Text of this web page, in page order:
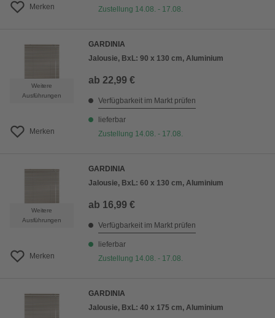
Merken
Zustellung 14.08. - 17.08.
Weitere
Ausführungen
Merken
GARDINIA
Jalousie, BxL: 90 x 130 cm, Aluminium
ab 22,99 €
Verfügbarkeit im Markt prüfen
lieferbar
Zustellung 14.08. - 17.08.
Weitere
Ausführungen
Merken
GARDINIA
Jalousie, BxL: 60 x 130 cm, Aluminium
ab 16,99 €
Verfügbarkeit im Markt prüfen
lieferbar
Zustellung 14.08. - 17.08.
GARDINIA
Jalousie, BxL: 40 x 175 cm, Aluminium